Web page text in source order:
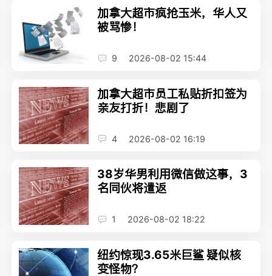
加拿大超市疯抢玉米，华人又
被骂惨！
9 2026-08-02 15:44
加拿大超市员工私贴折扣签为
亲友打折！悲剧了
4 2026-08-02 16:19
38岁华男利用微信做这事，3
名同伙将遣返
1 2026-08-02 18:22
纽约惊现3.65米巨鲨 疑似核
变怪物？